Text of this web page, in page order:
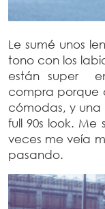
Le sumé unos
tono con los
están super
compra porque
cómodas, y
full 90s look.
veces me veía
pasando.